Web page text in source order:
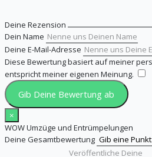
Deine Rezension
Dein Name
Deine E-Mail-Adresse
Diese Bewertung basiert auf meiner
entspricht meiner eigenen Meinung.
Gib Deine Bewertung ab
×
WOW Umzüge und Entrümpelungen
Deine Gesamtbewertung